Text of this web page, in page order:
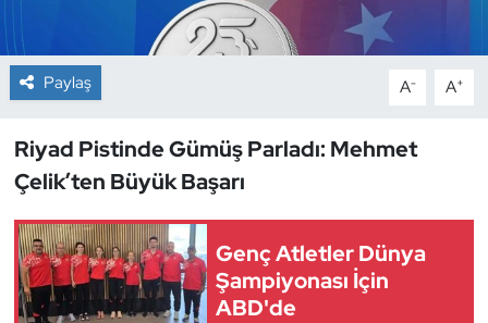
Paylaş A- A+
Riyad Pistinde Gümüş Parladı: Mehmet
Çelik’ten Büyük Başarı
Genç Atletler Dünya
Şampiyonası İçin
ABD'de
Dağcılık
Dövüş Sanatı
E-Spor
Eskrim